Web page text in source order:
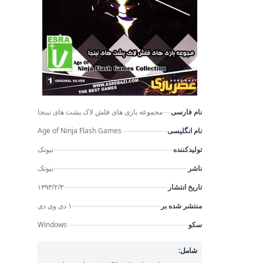
نام فارسی
مجموعه بازی های فلش لاک پشت های نینجا
نام انگلیسی
Age of Ninja Flash Games
تولیدکننده
نیوتک
ناشر
نیوتک
تاریخ انتشار
۱۳۹۳/۲/۳۰
منتشر شده بر
۱ دی وی دی
سکو
Windows
شامل: